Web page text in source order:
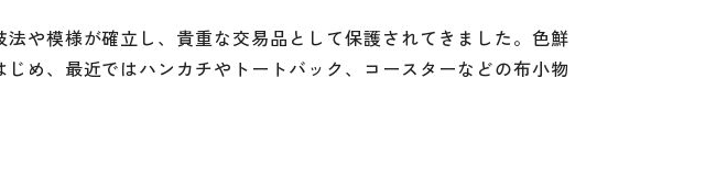
や模様が確立し、貴重な交易品として保護されてきました。色鮮
め、最近ではハンカチやトートバック、コースターなどの布小物